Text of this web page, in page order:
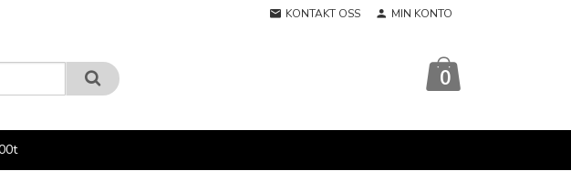
KONTAKT OSS MIN KONTO
0